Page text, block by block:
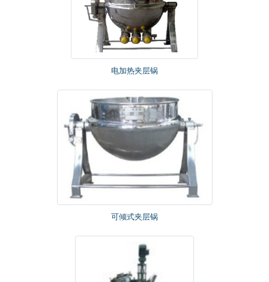
电加热夹层锅
可倾式夹层锅